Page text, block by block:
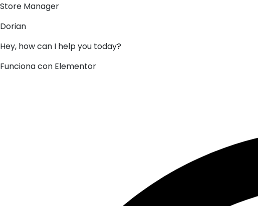
Store Manager
Dorian
Hey, how can I help you today?
Funciona con Elementor